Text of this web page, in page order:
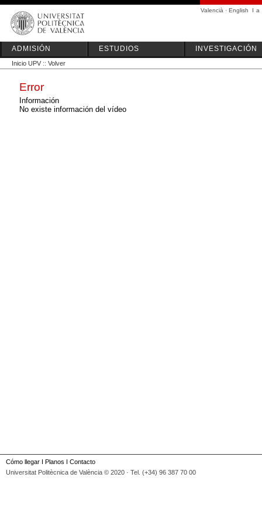
Valencià · English I a
ADMISIÓN ESTUDIOS INVESTIGACIÓN
Inicio UPV :: Volver
Error
Información
No existe información del vídeo
Cómo llegar I Planos I Contacto
Universitat Politècnica de València © 2020 · Tel. (+34) 96 387 70 00